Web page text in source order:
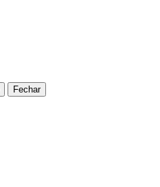
Fechar